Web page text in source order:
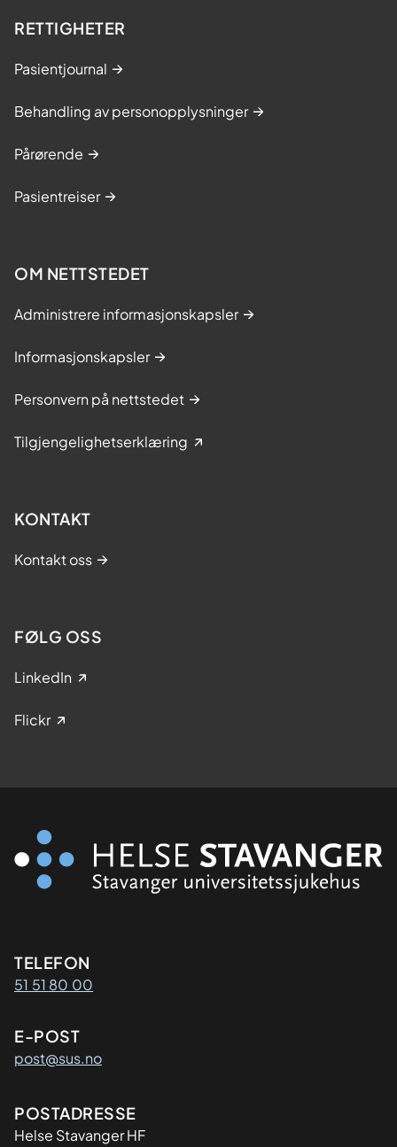
RETTIGHETER
Pasientjournal
Behandling av personopplysninger
Pårørende
Pasientreiser
OM NETTSTEDET
Administrere informasjonskapsler
Informasjonskapsler
Personvern på nettstedet
Tilgjengelighetserklæring
KONTAKT
Kontakt oss
FØLG OSS
LinkedIn
Flickr
Kontaktinformasjon
TELEFON
51 51 80 00
E-POST
post@sus.no
Adresse
POSTADRESSE
Helse Stavanger HF